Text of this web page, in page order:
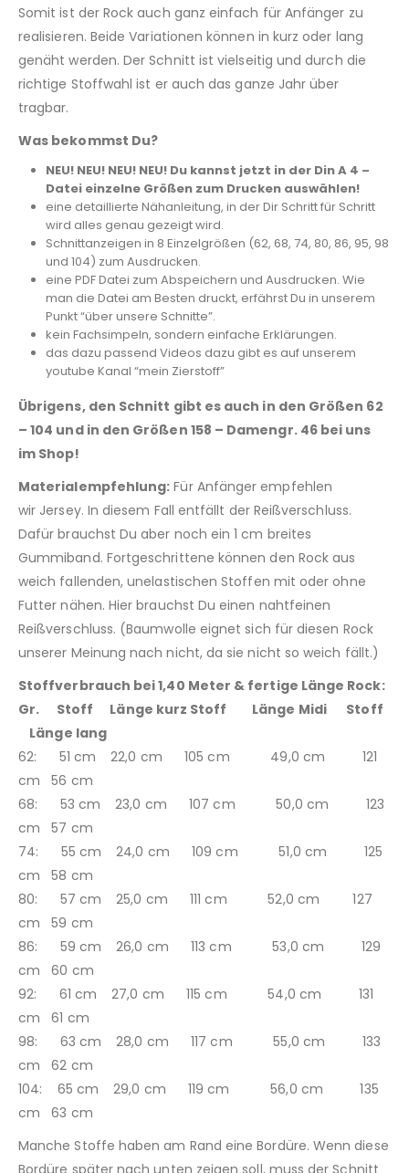
Somit ist der Rock auch ganz einfach für Anfänger zu
realisieren. Beide Variationen können in kurz oder lang
genäht werden. Der Schnitt ist vielseitig und durch die
richtige Stoffwahl ist er auch das ganze Jahr über
tragbar.
Was bekommst Du?
NEU! NEU! NEU! NEU! Du kannst jetzt in der Din A 4 –
Datei einzelne Größen zum Drucken auswählen!
eine detaillierte Nähanleitung, in der Dir Schritt für Schritt
wird alles genau gezeigt wird.
Schnittanzeigen in 8 Einzelgrößen (62, 68, 74, 80, 86, 95, 98
und 104) zum Ausdrucken.
eine PDF Datei zum Abspeichern und Ausdrucken. Wie
man die Datei am Besten druckt, erfährst Du in unserem
Punkt “über unsere Schnitte”.
kein Fachsimpeln, sondern einfache Erklärungen.
das dazu passend Videos dazu gibt es auf unserem
youtube Kanal “mein Zierstoff”
Übrigens, den Schnitt gibt es auch in den Größen 62
– 104 und in den Größen 158 – Damengr. 46 bei uns
im Shop!
Materialempfehlung: Für Anfänger empfehlen
wir Jersey. In diesem Fall entfällt der Reißverschluss.
Dafür brauchst Du aber noch ein 1 cm breites
Gummiband. Fortgeschrittene können den Rock aus
weich fallenden, unelastischen Stoffen mit oder ohne
Futter nähen. Hier brauchst Du einen nahtfeinen
Reißverschluss. (Baumwolle eignet sich für diesen Rock
unserer Meinung nach nicht, da sie nicht so weich fällt.)
Stoffverbrauch bei 1,40 Meter & fertige Länge Rock:
Gr. Stoff Länge kurz Stoff Länge Midi Stoff
Länge lang
62: 51 cm 22,0 cm 105 cm 49,0 cm 121
cm 56 cm
68: 53 cm 23,0 cm 107 cm 50,0 cm 123
cm 57 cm
74: 55 cm 24,0 cm 109 cm 51,0 cm 125
cm 58 cm
80: 57 cm 25,0 cm 111 cm 52,0 cm 127
cm 59 cm
86: 59 cm 26,0 cm 113 cm 53,0 cm 129
cm 60 cm
92: 61 cm 27,0 cm 115 cm 54,0 cm 131
cm 61 cm
98: 63 cm 28,0 cm 117 cm 55,0 cm 133
cm 62 cm
104: 65 cm 29,0 cm 119 cm 56,0 cm 135
cm 63 cm
Manche Stoffe haben am Rand eine Bordüre. Wenn diese